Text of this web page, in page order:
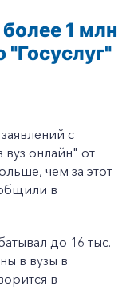
1 млн
с
онлайн" от
чем за этот
в
до 16 тыс.
в вузы в
в